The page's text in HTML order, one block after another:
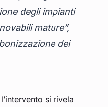
degli impianti
mature”,
dei
si rivela